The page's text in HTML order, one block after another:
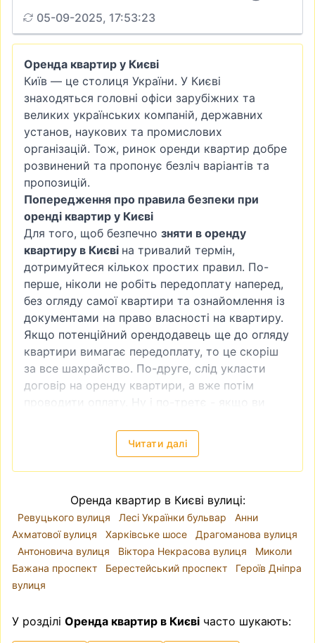
05-09-2025, 17:53:23
Оренда квартир у Києві
Київ — це столиця України. У Києві
знаходяться головні офіси зарубіжних та
великих українських компаній, державних
установ, наукових та промислових
організацій. Тож, ринок оренди квартир добре
розвинений та пропонує безліч варіантів та
пропозицій.
Попередження про правила безпеки при
оренді квартир у Києві
Для того, щоб безпечно зняти в оренду
квартиру в Києві на тривалий термін,
дотримуйтеся кількох простих правил. По-
перше, ніколи не робіть передоплату наперед,
без огляду самої квартири та ознайомлення із
документами на право власності на квартиру.
Якщо потенційний орендодавець ще до огляду
квартири вимагає передоплату, то це скоріш
за все шахрайство. По-друге, слід укласти
договір на оренду квартири, а вже потім
проводити оплату. Ну і по-третє - якщо ви
то це теж зазвичай ознака шахрайства.
Зняти квартиру в Києві—локація, ціни
Київ поділений на десять районів. Річка Дніпро
Оболонський, Печерський, Подільський,
Святошинський, Солом'янський і
Шевченківський знаходяться на правому
березі, а Дарницький, Деснянський і
Дніпровський - на лівому. Проте, коли йде
мова про вибір локації для оренди квартири,
адміністративні райони часто включають у
себе різні за класом та комфортом для
Читати далі
Оренда квартир в Києві вулиці:
Ревуцького вулиця Лесі Українки бульвар
Анни
Ахматової вулиця
Харківське шосе
Драгоманова вулиця
Антоновича вулиця
Віктора Некрасова вулиця
Миколи
Бажана проспект
Берестейський проспект
Героїв Дніпра
вулиця
У розділі Оренда квартир в Києві часто шукають: